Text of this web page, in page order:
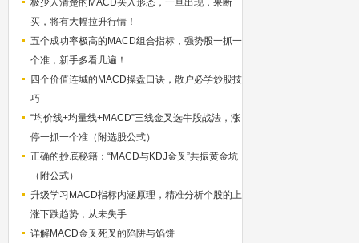
极少人清楚的MACD买入形态，一旦出现，果断
买，将有大幅拉升行情！
五个成功率极高的MACD组合指标，强势股一抓一
个准，新手多看几遍！
四个价值连城的MACD操盘口诀，散户必学炒股技
巧
“均价线+均量线+MACD”三线金叉选牛股战法，涨
停一抓一个准（附选股公式）
正确的抄底秘籍：“MACD与KDJ金叉”共振黄金坑
（附公式）
升级学习MACD指标内涵原理，精准分析个股的上
涨下跌趋势，从未失手
详解MACD金叉死叉的陷阱与馅饼